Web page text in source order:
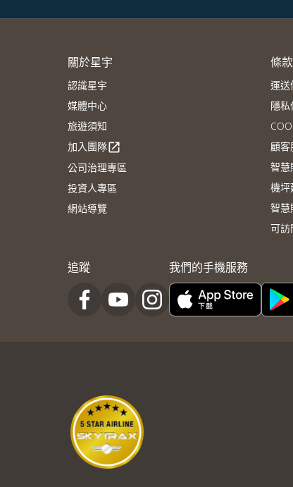
關於星宇
認識星宇
媒體中心
旅遊須知
加入團隊open_in_new
公司治理專區
投資人專區
網站導覽
條
運送
隱
顧客
智慧
機坪
智慧
可訪
追蹤 我們的手機服務